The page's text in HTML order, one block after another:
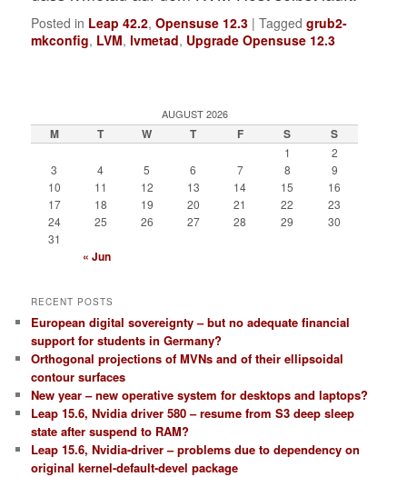
Posted in Leap 42.2,Opensuse 12.3 |Tagged grub2-
mkconfig, LVM, lvmetad, Upgrade Opensuse 12.3
AUGUST 2026
M T W T F S S
1
2
3
4 5 6 7 8
9
10
11 12 13 14 15
16
17
18 19 20 21 22
23
24
25 26 27 28 29
30
31
« Jun
RECENT POSTS
European digital sovereignty – but no adequate financial
support for students in Germany?
Orthogonal projections of MVNs and of their ellipsoidal
contour surfaces
New year – new operative system for desktops and laptops?
Leap 15.6, Nvidia driver 580 – resume from S3 deep sleep
state after suspend to RAM?
Leap 15.6, Nvidia-driver – problems due to dependency on
original kernel-default-devel package